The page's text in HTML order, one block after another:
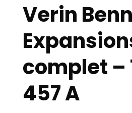
Verin
complet –
457 A